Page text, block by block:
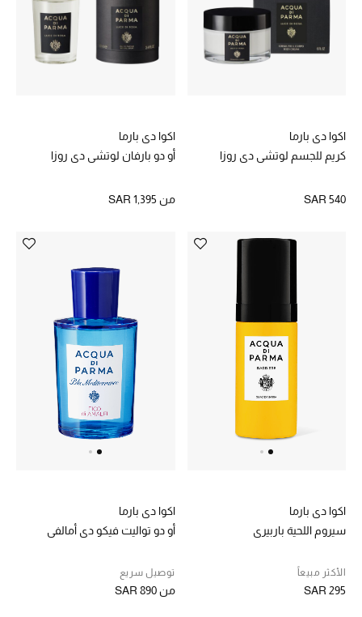
أبرز المصممين
أبرز المصممين
الديكورات والإكسسوارات
الشموع والعطور المنزلية
اكوا دي بارما
كريم للجسم لوتشي دي روزا
SAR 540
اكوا دي بارما
أو دو بارفان لوتشي دي روزا
من SAR 1,395
اكوا دي بارما
سيروم اللحية باربيري
الأكثر مبيعاً
SAR 295
اكوا دي بارما
أو دو تواليت فيكو دي أمالفي
توصيل سريع
من SAR 890